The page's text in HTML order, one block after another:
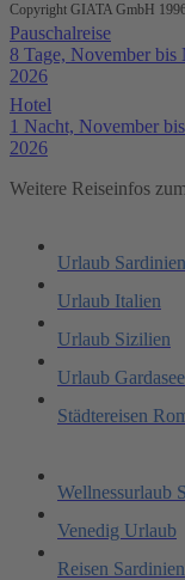
Copyright GIATA GmbH
Pauschalreise
8 Tage, November bis
2026
Hotel
1 Nacht, November
2026
Weitere Reiseinfos
Urlaub Sardinien
Urlaub Italien
Urlaub Sizilien
Urlaub Gardasee
Städtereisen
Wellnessurlaub
Venedig Urlaub
Reisen Sardinien